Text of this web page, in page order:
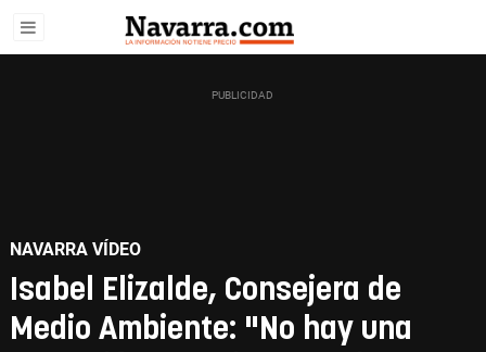
NAVARRA VÍDEO
Isabel Elizalde, Consejera de
Medio Ambiente: "No hay una